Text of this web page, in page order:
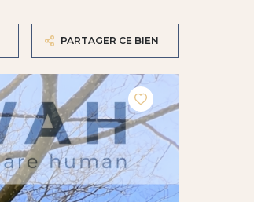
PARTAGER CE BIEN